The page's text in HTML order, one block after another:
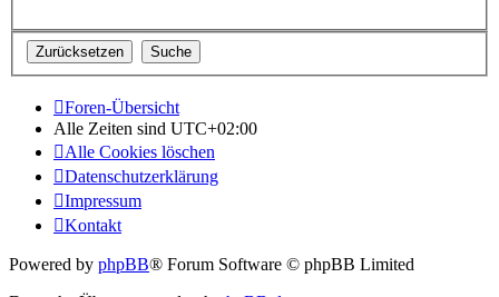
Foren-Übersicht
Alle Zeiten sind UTC+02:00
Alle Cookies löschen
Datenschutzerklärung
Impressum
Kontakt
Powered by phpBB® Forum Software © phpBB Limited